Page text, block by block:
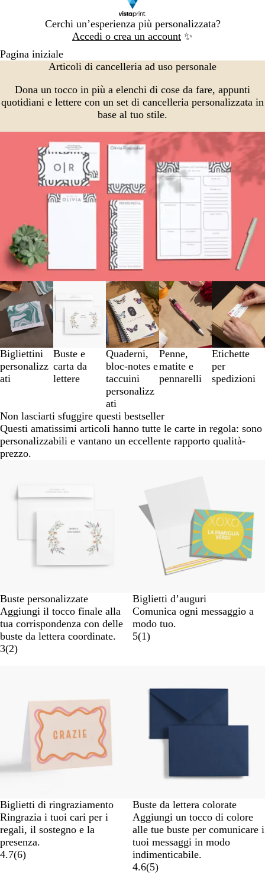
Cerchi un’esperienza più personalizzata?
Accedi o crea un account ✨
Diapositiva
1
Pagina iniziale
Articoli di cancelleria ad uso personale
Dona un tocco in più a elenchi di cose da fare, appunti
quotidiani e lettere con un set di cancelleria personalizzata in
base al tuo stile.
Bigliettini
personalizz
ati
Buste e
carta da
lettere
Quaderni,
bloc-notes e
taccuini
personalizz
ati
Penne,
matite e
pennarelli
Etichette
per
spedizioni
Diapositiva
da
1
3
di
Non lasciarti sfuggire questi bestseller
Questi amatissimi articoli hanno tutte le carte in regola: sono
personalizzabili e vantano un eccellente rapporto qualità-
prezzo.
Buste personalizzate
Aggiungi il tocco finale alla
tua corrispondenza con delle
buste da lettera coordinate.
3(2)
Biglietti d’auguri
Comunica ogni messaggio a
modo tuo.
5(1)
Biglietti di ringraziamento
Ringrazia i tuoi cari per i
regali, il sostegno e la
presenza.
4.7(6)
Buste da lettera colorate
Aggiungi un tocco di colore
alle tue buste per comunicare i
tuoi messaggi in modo
indimenticabile.
4.6(5)